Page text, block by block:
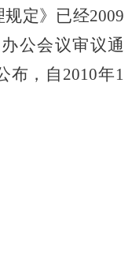
规定》已经2009
公会议审议通
布，自2010年1